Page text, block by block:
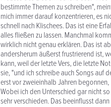
bestimmte Themen zu schreiben",
mich immer darauf konzentrieren, es
schnell nach Klischees. Das ist eine
alles fließen zu lassen. Manchmal
wirklich nicht genau erklären. Das ist
andersherum äußerst frustrierend ist,
kann, weil der letzte Vers, die letzte
sie, "und ich schreibe auch Songs auf
erst vor zweieinhalb Jahren
Wobei ich den Unterschied gar nicht
sehr verschieden. Das beeinflusst